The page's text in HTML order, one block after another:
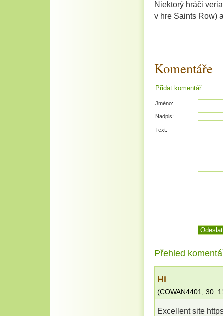
Niektorý hráči
v hre Saints Row)
Komentáře
Přidat komentář
Jméno:
Nadpis:
Text:
Přehled
Hi
(COWAN4401 30.
Excellent site